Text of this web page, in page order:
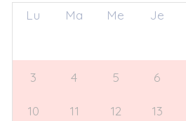
Lu Ma Me Je
3 4 5 6
10 11 12 13